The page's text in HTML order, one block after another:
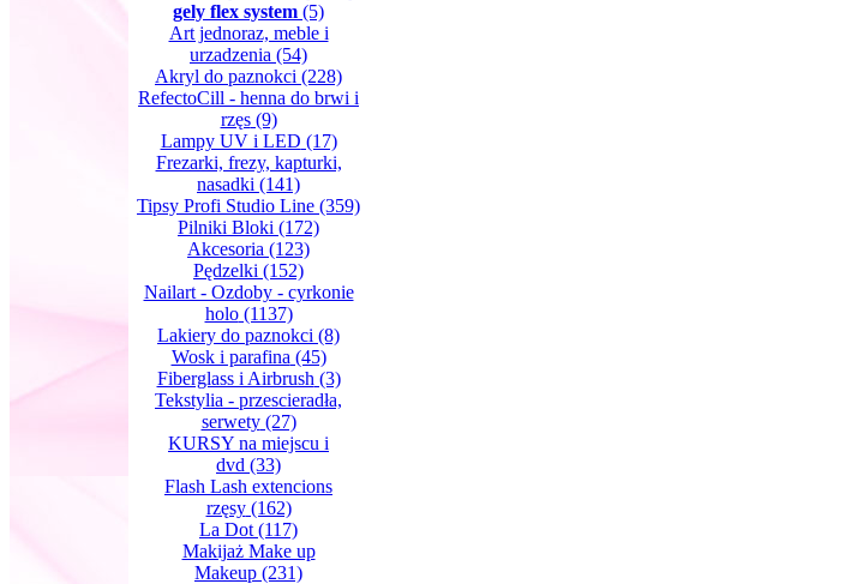
gely flex system (5)
Art jednoraz, meble i
urzadzenia (54)
Akryl do paznokci (228)
RefectoCill - henna do brwi i
rzęs(9)
Lampy UV i LED (17)
Frezarki, frezy, kapturki,
nasadki (141)
Tipsy Profi Studio Line (359)
Pilniki Bloki (172)
Akcesoria (123)
Pędzelki (152)
Nailart - Ozdoby - cyrkonie
holo(1137)
Lakiery do paznokci (8)
Wosk i parafina (45)
Fiberglass i Airbrush (3)
Tekstylia - przescieradła,
serwety(27)
KURSY na miejscu i
dvd (33)
Flash Lash extencions
rzęsy(162)
La Dot (117)
Makijaż Make up
Makeup (231)